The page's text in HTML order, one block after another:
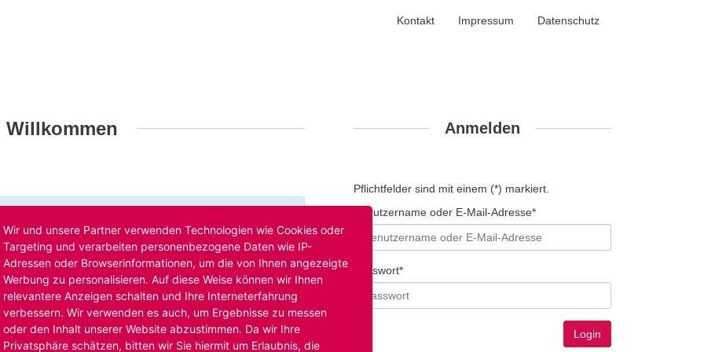
Kontakt Impressum Datenschutz
Willkommen
. Oder Sie bewerben sichinitiativund wir
Anmelden
Pflichtfelder sind mit einem (*) markiert.
Benutzername oder E-Mail-Adresse*
Passwort*
Wir und unsere Partner verwenden Technologien wie Cookies oder
Targeting und verarbeiten personenbezogene Daten wie IP-
Adressen oder Browserinformationen, um die von Ihnen angezeigte
Werbung zu personalisieren. Auf diese Weise können wir Ihnen
relevantere Anzeigen schalten und Ihre Interneterfahrung
verbessern. Wir verwenden es auch, um Ergebnisse zu messen
oder den Inhalt unserer Website abzustimmen. Da wir Ihre
Privatsphäre schätzen, bitten wir Sie hiermit um Erlaubnis, die